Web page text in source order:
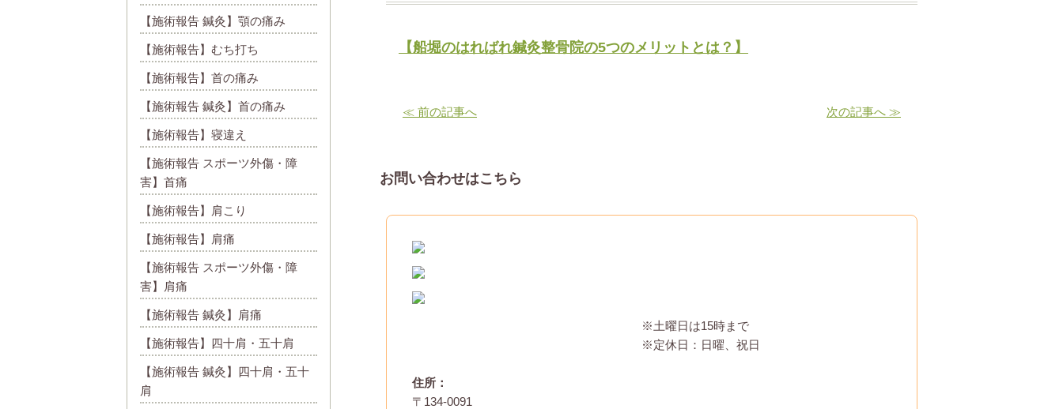
【船堀のはればれ鍼灸整骨院の5つのメリットとは？】
≪ 前の記事へ 次の記事へ ≫
お問い合わせはこちら
※土曜日は15時まで
※定休日：日曜、祝日
住所：
〒134-0091
【施術報告 鍼灸】顎の痛み
【施術報告】むち打ち
【施術報告】首の痛み
【施術報告 鍼灸】首の痛み
【施術報告】寝違え
【施術報告 スポーツ外傷・障
害】首痛
【施術報告】肩こり
【施術報告】肩痛
【施術報告 スポーツ外傷・障
害】肩痛
【施術報告 鍼灸】肩痛
【施術報告】四十肩・五十肩
【施術報告 鍼灸】四十肩・五十
肩